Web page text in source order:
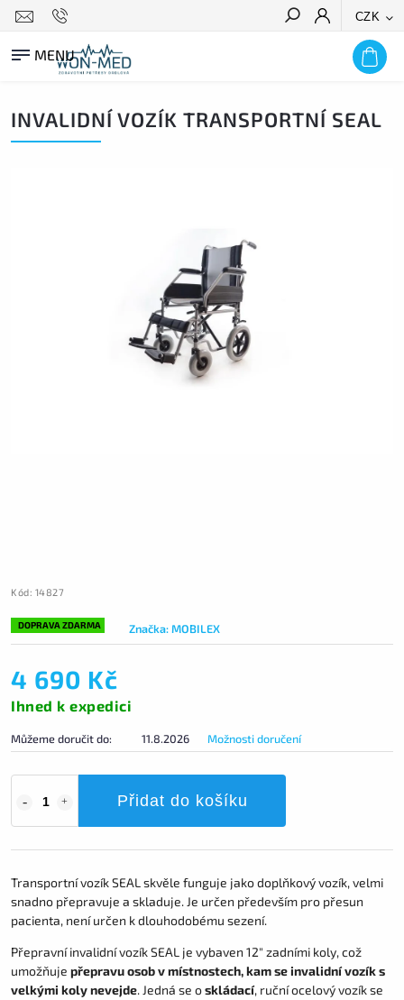
CZK
HLEDAT
INVALIDNÍ VOZÍK TRANSPORTNÍ SEAL
Kód: 14827
DOPRAVA ZDARMA Značka:MOBILEX
4 690 Kč
Ihned k expedici
Můžeme doručit do: 11.8.2026 Možnosti doručení
Přidat do košíku
Transportní vozík SEAL skvěle funguje jako doplňkový vozík, velmi
snadno přepravuje a skladuje. Je určen především pro přesun
pacienta, není určen k dlouhodobému sezení.
Přepravní invalidní vozík SEAL je vybaven 12" zadními koly, což
umožňuje přepravu osob v místnostech, kam se invalidní vozík s
velkými koly nevejde. Jedná se oskládací, ruční ocelový vozík se